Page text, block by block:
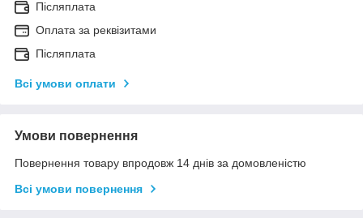
Післяплата
Оплата за реквізитами
Післяплата
Всі умови оплати
Умови повернення
Повернення товару впродовж 14 днів за домовленістю
Всі умови повернення